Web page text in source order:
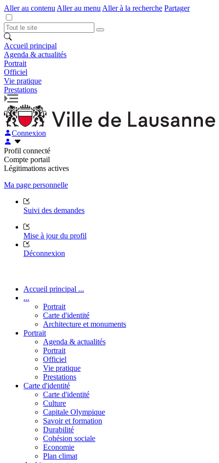
Aller au contenu Aller au menu Aller à la recherche Partager
Accueil principal
Agenda & actualités
Portrait
Officiel
Vie pratique
Prestations
Connexion
Profil connecté
Compte portail
Légitimations actives
Ma page personnelle
Suivi des demandes
Mise à jour du profil
Déconnexion
Accueil principal ...
...
Portrait
Carte d'identité
Architecture et monuments
Portrait
Agenda & actualités
Portrait
Officiel
Vie pratique
Prestations
Carte d'identité
Carte d'identité
Culture
Capitale Olympique
Savoir et formation
Durabilité
Cohésion sociale
Economie
Plan climat